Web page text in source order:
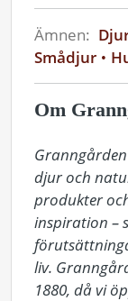
Ämnen:
Smådjur
Om
djur och
produkter
inspiration –
liv.
1880, då vi